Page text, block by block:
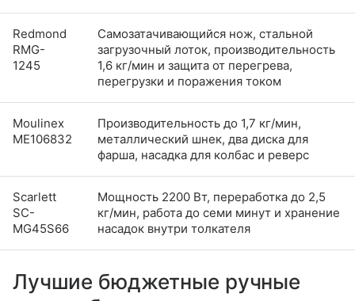
Redmond
RMG-
1245
Самозатачивающийся нож, стальной
загрузочный лоток, производительность
1,6 кг/мин и защита от перегрева,
перегрузки и поражения током
Moulinex
ME106832
Производительность до 1,7 кг/мин,
металлический шнек, два диска для
фарша, насадка для колбас и реверс
Scarlett
SC-
MG45S66
Мощность 2200 Вт, переработка до 2,5
кг/мин, работа до семи минут и хранение
насадок внутри толкателя
Лучшие бюджетные ручные